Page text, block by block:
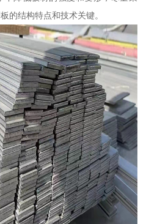
的结构特点和技术关键。